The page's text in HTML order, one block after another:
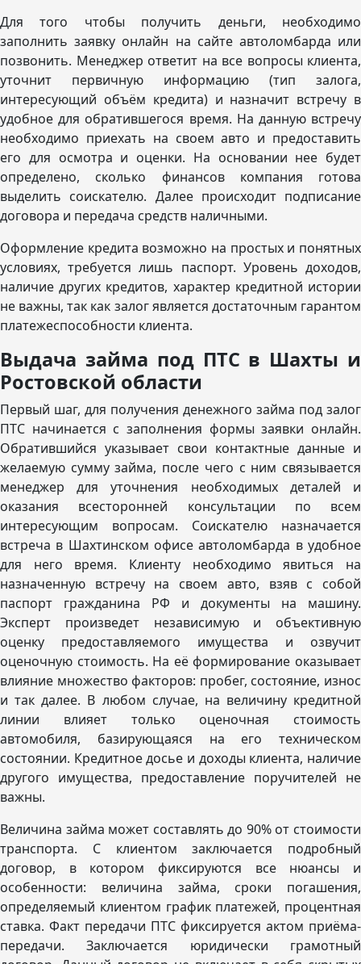
Для того чтобы получить деньги, необходимо
заполнить заявку онлайн на сайте автоломбарда или
позвонить. Менеджер ответит на все вопросы клиента,
уточнит первичную информацию (тип залога,
интересующий объём кредита) и назначит встречу в
удобное для обратившегося время. На данную встречу
необходимо приехать на своем авто и предоставить
его для осмотра и оценки. На основании нее будет
определено, сколько финансов компания готова
выделить соискателю. Далее происходит подписание
договора и передача средств наличными.
Оформление кредита возможно на простых и понятных
условиях, требуется лишь паспорт. Уровень доходов,
наличие других кредитов, характер кредитной истории
не важны, так как залог является достаточным гарантом
платежеспособности клиента.
Выдача займа под ПТС в Шахты и
Ростовской области
Первый шаг, для получения денежного займа под залог
ПТС начинается с заполнения формы заявки онлайн.
Обратившийся указывает свои контактные данные и
желаемую сумму займа, после чего с ним связывается
менеджер для уточнения необходимых деталей и
оказания всесторонней консультации по всем
интересующим вопросам. Соискателю назначается
встреча в Шахтинском офисе автоломбарда в удобное
для него время. Клиенту необходимо явиться на
назначенную встречу на своем авто, взяв с собой
паспорт гражданина РФ и документы на машину.
Эксперт произведет независимую и объективную
оценку предоставляемого имущества и озвучит
оценочную стоимость. На её формирование оказывает
влияние множество факторов: пробег, состояние, износ
и так далее. В любом случае, на величину кредитной
линии влияет только оценочная стоимость
автомобиля, базирующаяся на его техническом
состоянии. Кредитное досье и доходы клиента, наличие
другого имущества, предоставление поручителей не
важны.
Величина займа может составлять до 90% от стоимости
транспорта. С клиентом заключается подробный
договор, в котором фиксируются все нюансы и
особенности: величина займа, сроки погашения,
определяемый клиентом график платежей, процентная
ставка. Факт передачи ПТС фиксируется актом приёма-
передачи. Заключается юридически грамотный